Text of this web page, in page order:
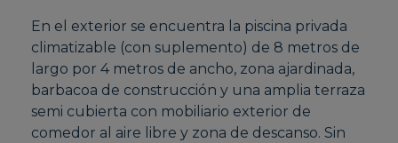
En el exterior se encuentra la piscina privada
climatizable (con suplemento) de 8 metros de
largo por 4 metros de ancho, zona ajardinada,
barbacoa de construcción y una amplia terraza
semi cubierta con mobiliario exterior de
comedor al aire libre y zona de descanso. Sin